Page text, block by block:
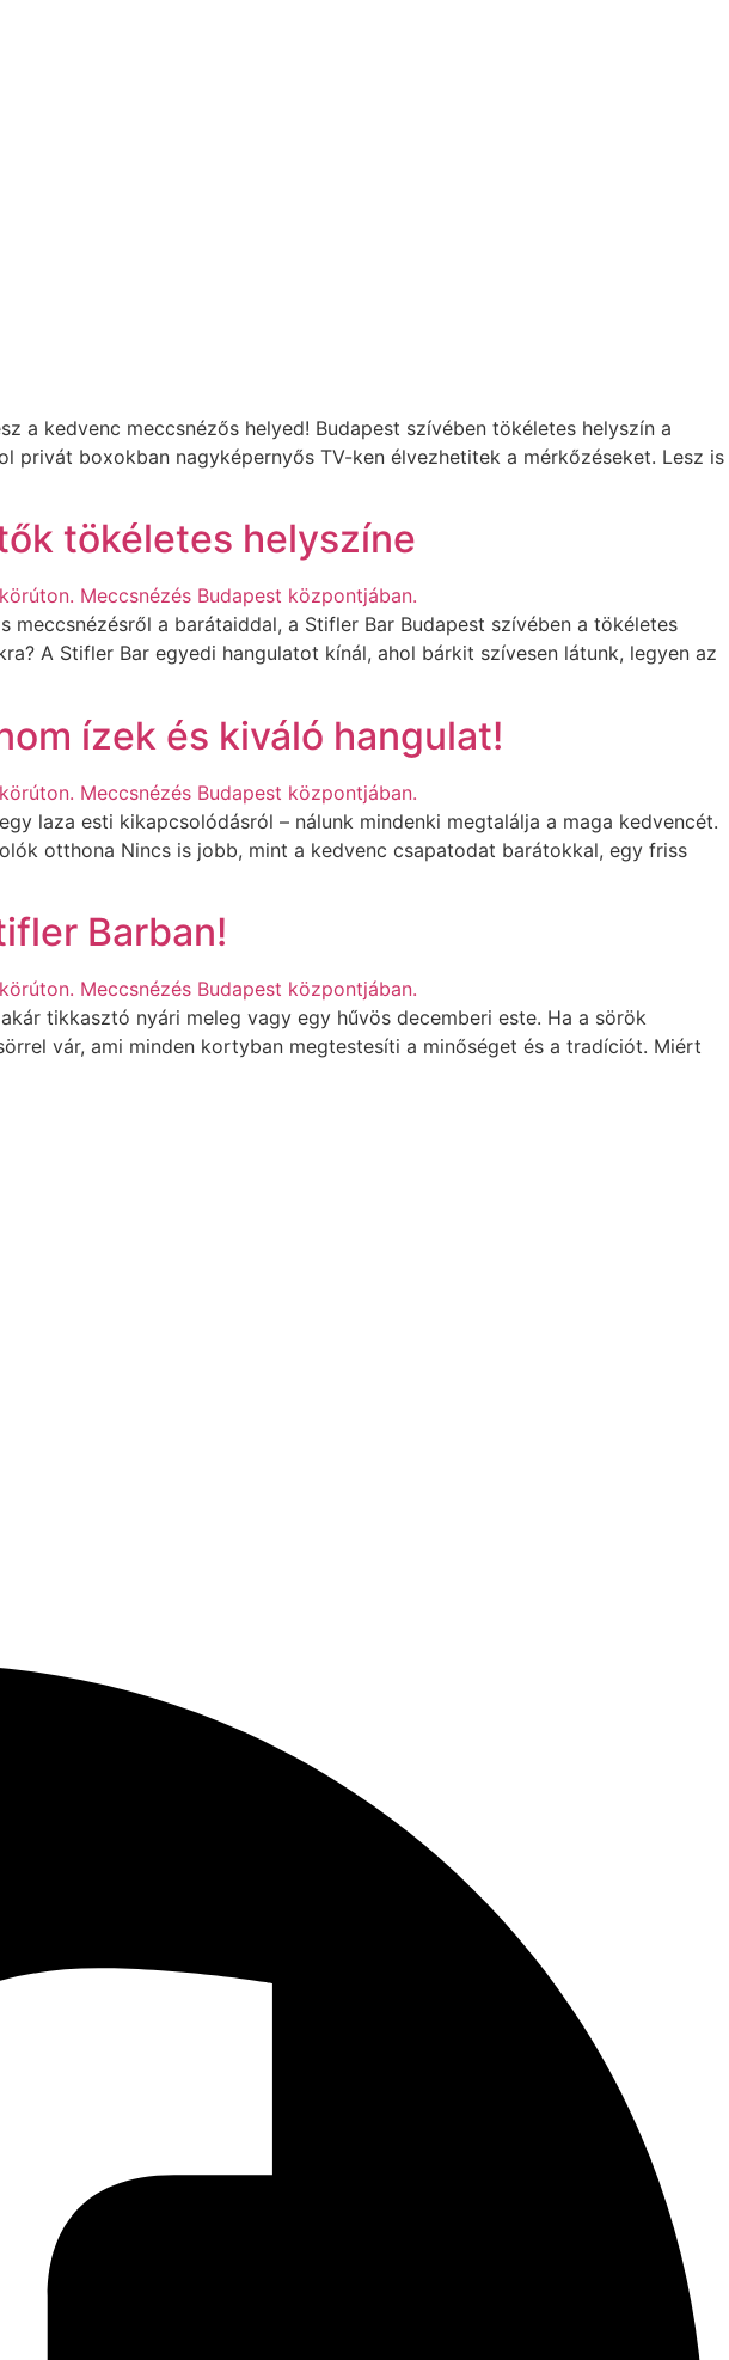
kedvenc meccsnézős helyed! Budapest szívében tökéletes helyszín a
privát boxokban nagyképernyős TV-ken élvezhetitek a mérkőzéseket. Lesz is
tökéletes helyszíne
a barátaiddal, a Stifler Bar Budapest szívében a tökéletes
A Stifler Bar egyedi hangulatot kínál, ahol bárkit szívesen látunk, legyen az
ízek és kiváló hangulat!
laza esti kikapcsolódásról – nálunk mindenki megtalálja a maga kedvencét.
otthona Nincs is jobb, mint a kedvenc csapatodat barátokkal, egy friss
Barban!
tikkasztó nyári meleg vagy egy hűvös decemberi este. Ha a sörök
vár, ami minden kortyban megtestesíti a minőséget és a tradíciót. Miért